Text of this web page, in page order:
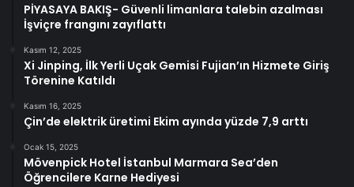
PİYASAYA BAKIŞ- Güvenli limanlara talebin azalması
İşviçre frangını zayıflattı
Kasım 12, 2025
Xi Jinping, İlk Yerli Uçak Gemisi Fujian’ın Hizmete Giriş
Törenine Katıldı
Kasım 16, 2025
Çin’de elektrik üretimi Ekim ayında yüzde 7,9 arttı
Ocak 15, 2025
Mövenpick Hotel İstanbul Marmara Sea’den
Öğrencilere Karne Hediyesi